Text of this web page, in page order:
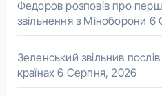
Федоров розповів про
звільнення з Міноборони 6
Зеленський звільнив
країнах 6 Серпня, 2026